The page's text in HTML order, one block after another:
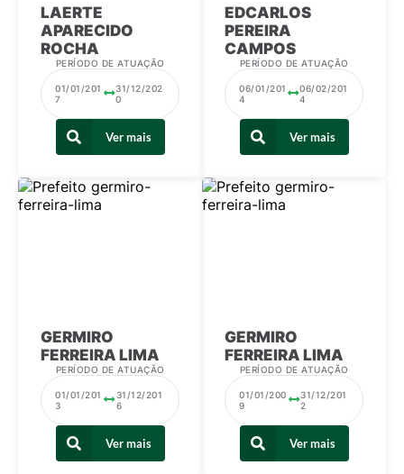
Contas Públicas
Legislação
Telefones Úteis
Agenda
Diário Oficial
LAERTE
APARECIDO
ROCHA
PERÍODO DE ATUAÇÃO
01/01/201
7
31/12/202
0
Ver mais
EDCARLOS
PEREIRA
CAMPOS
PERÍODO DE ATUAÇÃO
06/01/201
4
06/02/201
4
Ver mais
GERMIRO
FERREIRA LIMA
PERÍODO DE ATUAÇÃO
01/01/201
3
31/12/201
6
Ver mais
GERMIRO
FERREIRA LIMA
PERÍODO DE ATUAÇÃO
01/01/200
9
31/12/201
2
Ver mais